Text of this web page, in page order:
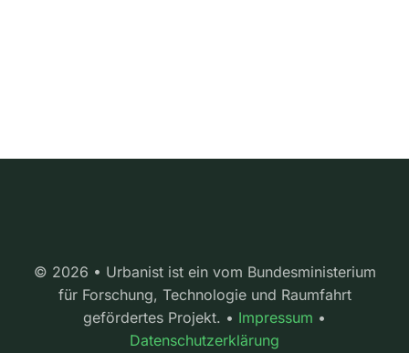
© 2026 • Urbanist ist ein vom Bundesministerium
für Forschung, Technologie und Raumfahrt
gefördertes Projekt. • Impressum •
Datenschutzerklärung